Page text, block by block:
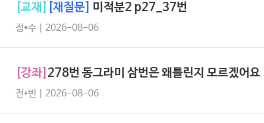
[교재] [재질문] 미적분2 p27_37번
정*수 | 2026-08-06
[강좌] 278번 동그라미 삼번은 왜틀린지 모르겠어요
전*빈 | 2026-08-06